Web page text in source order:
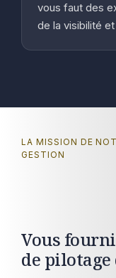
vous faut des
de la visibilité
LA MISSION DE
GESTION
Vous
de